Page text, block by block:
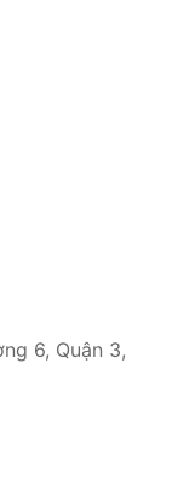
6, Quận 3,